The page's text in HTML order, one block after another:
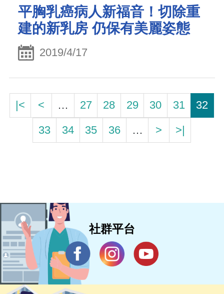
平胸乳癌病人新福音！切除重
建的新乳房 仍保有美麗姿態
2019/4/17
|< < … 27 28 29 30 31
32
33
34 35 36 … > >|
社群平台